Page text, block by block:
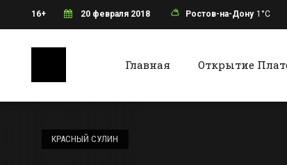
16+ 20 февраля 2018 Ростов-на-Дону 1°C
Главная Открытие
КРАСНЫЙ СУЛИН